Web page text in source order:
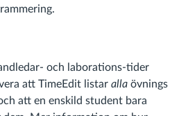
och laborations-tider
att TimeEdit listar alla övnings
att en enskild student bara